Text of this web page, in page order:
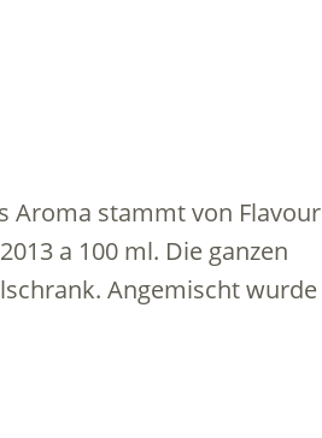
Aroma stammt von Flavour
a 100 ml. Die ganzen
Angemischt wurde